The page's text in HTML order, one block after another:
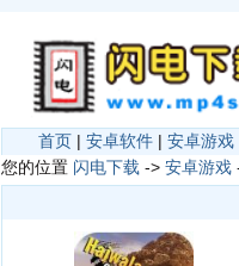
首页 | 安卓软件 | 安卓游戏
您的位置 闪电下载 -> 安卓游戏